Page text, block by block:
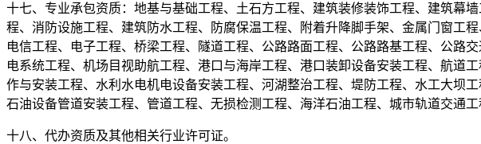
十七、专业承包资质：地基与基础工程、土石方工程、建筑装修装饰工程、建筑幕
程、消防设施工程、建筑防水工程、防腐保温工程、附着升降脚手架、金属门窗工
电信工程、电子工程、桥梁工程、隧道工程、公路路面工程、公路路基工程、公路
电系统工程、机场目视助航工程、港口与海岸工程、港口装卸设备安装工程、航道
作与安装工程、水利水电机电设备安装工程、河湖整治工程、堤防工程、水工大坝
石油设备管道安装工程、管道工程、无损检测工程、海洋石油工程、城市轨道交通
十八、代办资质及其他相关行业许可证。